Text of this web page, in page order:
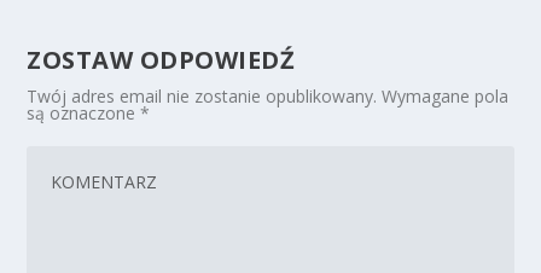
ZOSTAW ODPOWIEDŹ
Twój adres email nie zostanie opublikowany. Wymagane pola
są oznaczone*